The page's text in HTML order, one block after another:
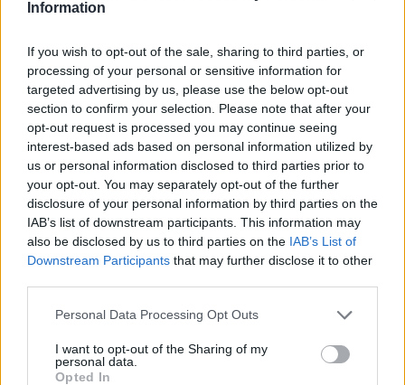
Information
If you wish to opt-out of the sale, sharing to third parties, or
processing of your personal or sensitive information for
targeted advertising by us, please use the below opt-out
section to confirm your selection. Please note that after your
opt-out request is processed you may continue seeing
interest-based ads based on personal information utilized by
us or personal information disclosed to third parties prior to
your opt-out. You may separately opt-out of the further
disclosure of your personal information by third parties on the
IAB’s list of downstream participants. This information may
also be disclosed by us to third parties on the IAB’s List of
Downstream Participants that may further disclose it to other
Personal Data Processing Opt Outs
I want to opt-out of the Sharing of my
personal data.
Opted In
centrocampo è tutto da inventare, visto che
mancheranno Joao Pedro, Tachtsidis e Ionita
per infortunio, Munari e Dessena per squalifica;
Di Gennarosarà dunque il regista, con Farias
trequartista e Isla-Padoin interni.
In difesa è sempre più probabile l’assenza di
Pisacane, che ha lavorato anche oggi a parte.
Assente anche Murru, potrebbe recuperare
Capuano, che oggi ha svolto la seduta con i
compagni. Possibile una nuova chance per
Salamon accanto all’imprescindibile Bruno
Borriello e Sau sono leggermente favoriti su
Melchiorri e Giannetti.